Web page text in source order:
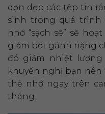
dọn dẹp các tệp tin
sinh trong quá trình
nhớ “sạch sẽ” sẽ
giảm bớt gánh nặng
đó giảm nhiệt lượng
khuyến nghị bạn
thẻ nhớ ngay trên
tháng.